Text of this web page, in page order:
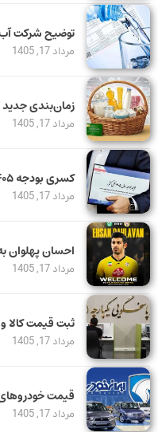
توضیح شرکت آب
مرداد 17, 1405
زمان‌بندی جدید شارژ
مرداد 17, 1405
کسری بودجه ۱۴۰۵ به کجا رسید؟
مرداد 17, 1405
احسان پهلوان
مرداد 17, 1405
ثبت قیمت کالا و
مرداد 17, 1405
قیمت خودرو‌های ایران
مرداد 17, 1405